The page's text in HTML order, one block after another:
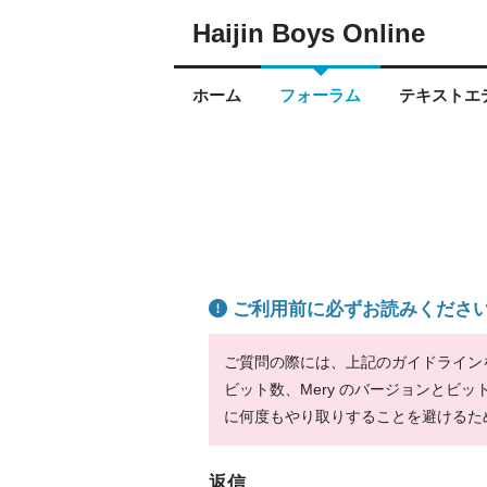
Haijin Boys Online
ホーム フォーラム テキストエ
ご利用前に必ずお読みくださ
ご質問の際には、上記のガイドライ
ビット数、Mery のバージョンとビッ
に何度もやり取りすることを避ける